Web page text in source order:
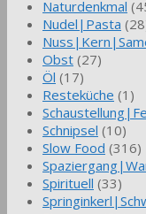
Naturdenkmal
Nudel|Pasta
Obst (27)
Öl (17)
Resteküche (1)
Schnipsel (10)
Slow Food (316)
Spirituell (33)